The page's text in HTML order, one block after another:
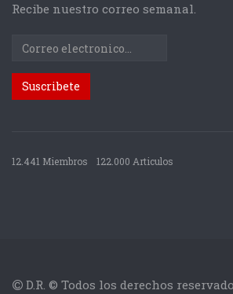
Recibe nuestro correo semanal.
12.441 Miembros 122.000 Articulos
D.R. © Todos los derechos